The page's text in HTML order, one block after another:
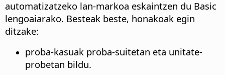
automatizatzeko lan-markoa eskaintzen du Basic
lengoaiarako. Besteak beste, honakoak egin
ditzake:
proba-kasuak proba-suitetan eta unitate-
probetan bildu.